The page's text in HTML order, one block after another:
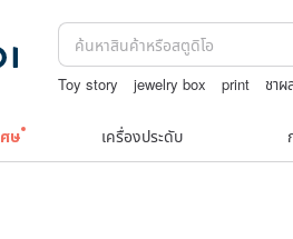
Toy story jewelry box print ชาผ
ษ เครื่องประดับ